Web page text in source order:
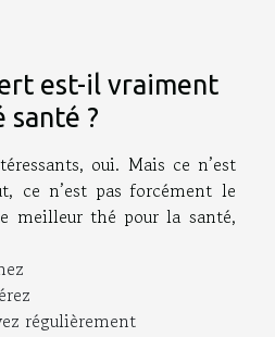
est-il vraiment
santé ?
oui. Mais ce n’est
ce n’est pas forcément le
meilleur thé pour la santé,
régulièrement